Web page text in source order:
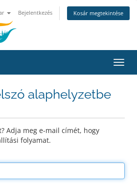
Bejelentkezés Kosár megtekintése
a
alaphelyzetbe
Adja meg e-mail címét, hogy
folyamat.